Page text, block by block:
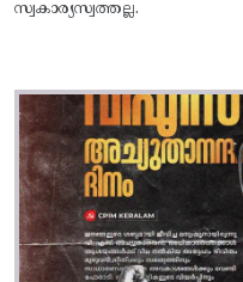
സ്വകാര്യസ്വത്തല്ല.